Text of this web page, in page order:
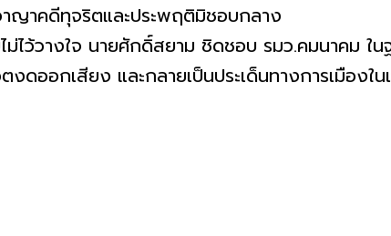
ญาคดีทุจริตและประพฤติมิชอบกลาง
ไว้วางใจ นายศักดิ์สยาม ชิดชอบ รมว.คมนาคม ใน
งดออกเสียง และกลายเป็นประเด็นทางการเมืองใน